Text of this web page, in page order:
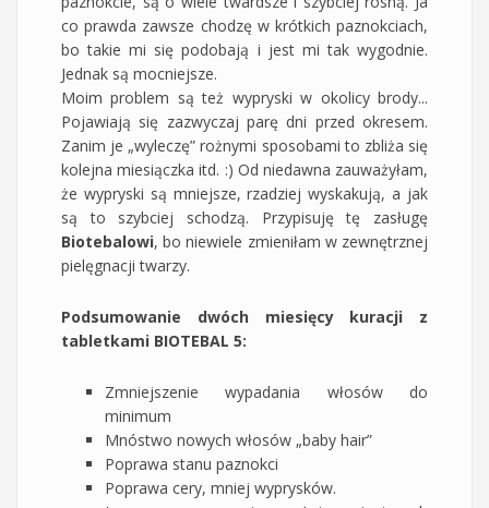
co prawda zawsze chodzę w krótkich paznokciach,
bo takie mi się podobają i jest mi tak wygodnie.
Jednak są mocniejsze.
Moim problem są też wypryski w okolicy brody...
Pojawiają się zazwyczaj parę dni przed okresem.
Zanim je „wyleczę” rożnymi sposobami to zbliża się
kolejna miesiączka itd. :) Od niedawna zauważyłam,
że wypryski są mniejsze, rzadziej wyskakują, a jak
są to szybciej schodzą. Przypisuję tę zasługę
Biotebalowi, bo niewiele zmieniłam w zewnętrznej
pielęgnacji twarzy.
Podsumowanie dwóch miesięcy kuracji z
tabletkami BIOTEBAL 5:
Zmniejszenie wypadania włosów do
minimum
Mnóstwo nowych włosów „baby hair”
Poprawa stanu paznokci
Poprawa cery, mniej wyprysków.